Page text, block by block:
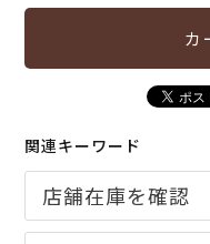
カ
関連キーワード